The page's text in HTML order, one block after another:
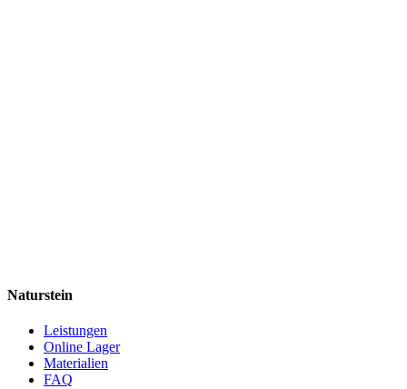
Naturstein
Leistungen
Online Lager
Materialien
FAQ